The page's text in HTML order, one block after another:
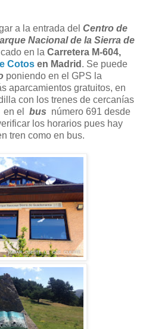
a la entrada del Centro de
Nacional de la Sierra de
en la Carretera M-604,
Cotos en Madrid . Se puede
poniendo en el GPS la
aparcamientos gratuitos, en
con los trenes de cercanías
el
bus número 691 desde
los horarios pues hay
tren como en bus.